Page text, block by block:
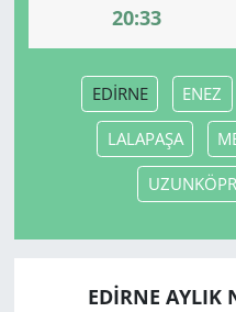
20:33
EDİRNE ENEZ
LALAPAŞA
EDİRNE AYLIK